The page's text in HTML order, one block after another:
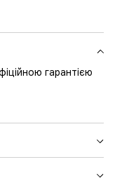
гарантією